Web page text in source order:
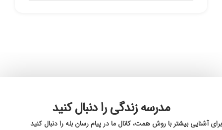
مدرسه زندگی را دنبال کنید
برای آشنایی بیشتر با روش همت، کانال ما در پیام رسان بله را دنبال کنید